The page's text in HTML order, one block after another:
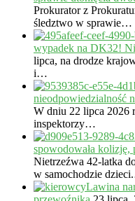
Prokurator z
śledztwo w sprawie…
wypadek na DK32!
lipca, na drodze
i…
nieodpowiedzialność
W dniu 22 lipca 2026
inspektorzy…
spowodowała
Nietrzeźwa 42-latka
w samochodzie
Lawina